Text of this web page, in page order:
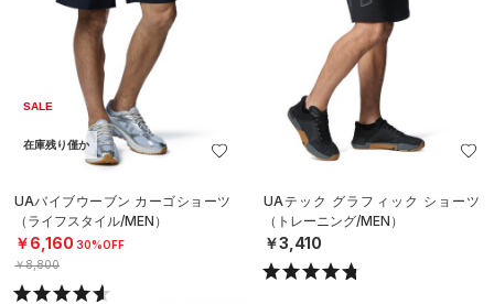
SALE
在庫残り僅か
UAバイブウーブン カーゴショーツ
（ライフスタイル/MEN）
￥6,160 30%OFF
￥8,800
UAテック グラフィック ショーツ
（トレーニング/MEN）
￥3,410